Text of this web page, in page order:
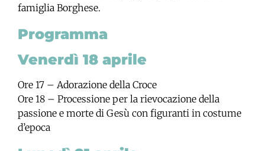
famiglia Borghese.
Programma
Venerdì 18 aprile
Ore 17 – Adorazione della Croce
Ore 18 – Processione per la rievocazione della
passione e morte di Gesù con figuranti in costume
d’epoca